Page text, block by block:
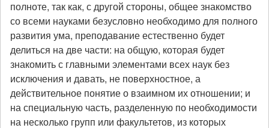
полноте, так как, с другой стороны, общее знакомство
со всеми науками безусловно необходимо для полного
развития ума, преподавание естественно будет
делиться на две части: на общую, которая будет
знакомить с главными элементами всех наук без
исключения и давать, не поверхностное, а
действительное понятие о взаимном их отношении; и
на специальную часть, разделенную по необходимости
на несколько групп или факультетов, из которых